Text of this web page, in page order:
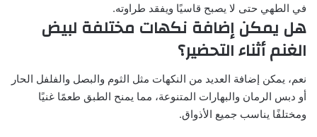
في الطهي حتى لا يصبح قاسيًا ويفقد طراوته.
هل يمكن إضافة نكهات مختلفة لبيض
الغنم أثناء التحضير؟
نعم، يمكن إضافة العديد من النكهات مثل الثوم والبصل والفلفل الحار
أو دبس الرمان والبهارات المتنوعة، مما يمنح الطبق طعمًا غنيًا
ومختلفًا يناسب جميع الأذواق.